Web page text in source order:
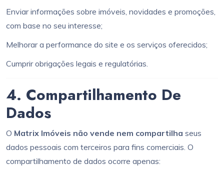
Enviar informações sobre imóveis, novidades e promoções,
com base no seu interesse;
Melhorar a performance do site e os serviços oferecidos;
Cumprir obrigações legais e regulatórias.
4. Compartilhamento De
Dados
O Matrix Imóveis não vende nem compartilha seus
dados pessoais com terceiros para fins comerciais. O
compartilhamento de dados ocorre apenas: